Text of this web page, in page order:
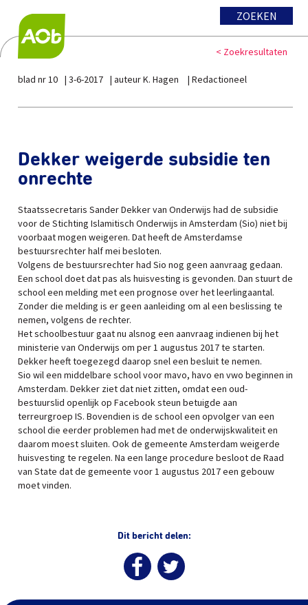
ZOEKEN
< Zoekresultaten
blad nr 10 3-6-2017 auteur K. Hagen Redactioneel
Dekker weigerde subsidie ten
onrechte
Staatssecretaris Sander Dekker van Onderwijs had de subsidie
voor de Stichting Islamitisch Onderwijs in Amsterdam (Sio) niet bij
voorbaat mogen weigeren. Dat heeft de Amsterdamse
bestuursrechter half mei besloten.
Volgens de bestuursrechter had Sio nog geen aanvraag gedaan.
Een school doet dat pas als huisvesting is gevonden. Dan stuurt de
school een melding met een prognose over het leerlingaantal.
Zonder die melding is er geen aanleiding om al een beslissing te
nemen, volgens de rechter.
Het schoolbestuur gaat nu alsnog een aanvraag indienen bij het
ministerie van Onderwijs om per 1 augustus 2017 te starten.
Dekker heeft toegezegd daarop snel een besluit te nemen.
Sio wil een middelbare school voor mavo, havo en vwo beginnen in
Amsterdam. Dekker ziet dat niet zitten, omdat een oud-
bestuurslid openlijk op Facebook steun betuigde aan
terreurgroep IS. Bovendien is de school een opvolger van een
school die eerder problemen had met de onderwijskwaliteit en
daarom moest sluiten. Ook de gemeente Amsterdam weigerde
huisvesting te regelen. Na een lange procedure besloot de Raad
van State dat de gemeente voor 1 augustus 2017 een gebouw
moet vinden.
Dit bericht delen: